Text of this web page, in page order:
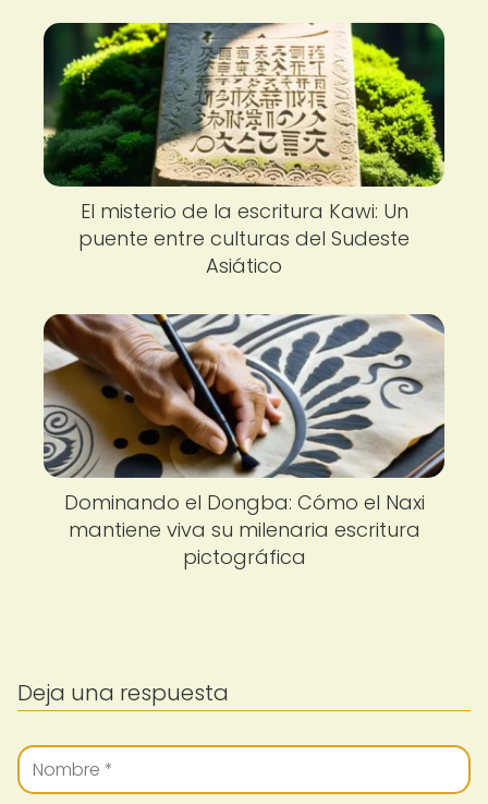
El misterio de la escritura Kawi: Un
puente entre culturas del Sudeste
Asiático
Dominando el Dongba: Cómo el Naxi
mantiene viva su milenaria escritura
pictográfica
Deja una respuesta